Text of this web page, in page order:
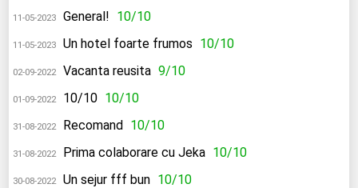
11-05-2023 General! 10/10
11-05-2023 Un hotel foarte frumos 10/10
02-09-2022 Vacanta reusita 9/10
01-09-2022 10/10 10/10
31-08-2022 Recomand 10/10
31-08-2022 Prima colaborare cu Jeka 10/10
30-08-2022 Un sejur fff bun 10/10